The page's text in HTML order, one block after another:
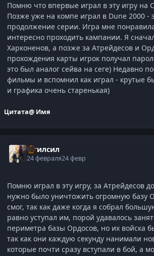
Помню что впервые играл в эту игру на
Позже уже на компе играл в Dune 2000 -
продолжение серии. Игра мне
интересно проходить кампании. Я
Харконенов, а позже за Атрейдесов и
прохождения карты игрок получал
это был аналог сейва на сеге) Недавно
фильмы и вспомнил как играл - крутые
и графика очень старенькая)
Цитата@ Имя
Итилсил
24 февраля24 февр
Помню играл в эту игру, за Атрейдесов
нужно было уничтожить огромную базу
смог, так как даже когда я собрал
равно уступал им, порой удавалось
периметра базы Ордосов, но их войска
так как они каждую секунду нанимали
которые почти сразу вступали в бой, а